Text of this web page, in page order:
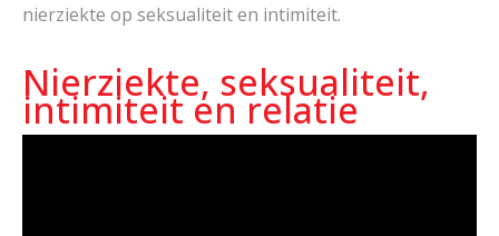
nierziekte op seksualiteit en intimiteit.
Nierziekte, seksualiteit,
intimiteit en relatie